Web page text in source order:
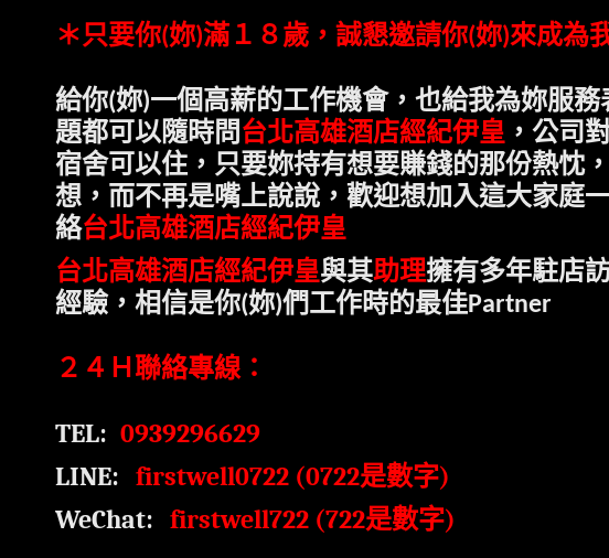
＊只要你(妳)滿１８歲，誠懇邀請你(妳)來成為
給你(妳)一個高薪的工作機會，也給我為妳服務
題都可以隨時問台北高雄酒店經紀伊皇 ，公司
宿舍可以住，只要妳持有想要賺錢的那份熱忱
想，而不再是嘴上說說，歡迎想加入這大家庭
絡台北高雄酒店經紀伊皇
台北高雄酒店經紀伊皇與其助理擁有多年駐店
經驗，相信是你(妳)們工作時的最佳Partner
２４Ｈ聯絡專線：
TEL: 0939296629
LINE: firstwell0722 (0722是數字)
WeChat: firstwell722 (722是數字)